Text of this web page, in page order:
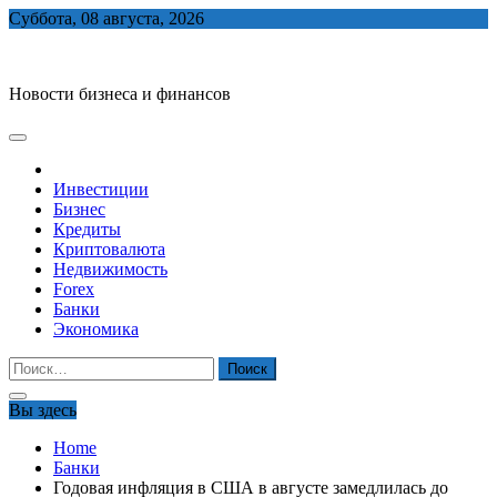
Skip
Суббота, 08 августа, 2026
Новости бизнеса и финансов
Инвестиции
Бизнес
Кредиты
Криптовалюта
Недвижимость
Forex
Банки
Экономика
Найти:
Вы здесь
Home
Банки
Годовая инфляция в США в августе замедлилась до